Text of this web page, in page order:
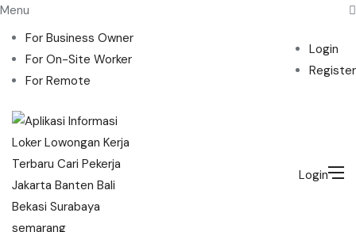
Menu
For Business Owner
For On-Site Worker
For Remote
Login
Register
Login